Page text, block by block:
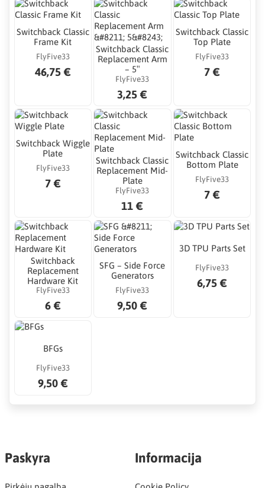
Switchback Classic
Frame Kit
FlyFive33
46,75 €
Switchback Classic
Replacement Arm
– 5″
FlyFive33
3,25 €
Switchback Classic
Top Plate
FlyFive33
7 €
Switchback Wiggle
Plate
FlyFive33
7 €
Switchback Classic
Replacement Mid-
Plate
FlyFive33
11 €
Switchback Classic
Bottom Plate
FlyFive33
7 €
Switchback
Replacement
Hardware Kit
FlyFive33
6 €
SFG – Side Force
Generators
FlyFive33
9,50 €
3D TPU Parts Set
FlyFive33
6,75 €
BFGs
FlyFive33
9,50 €
Paskyra Informacija